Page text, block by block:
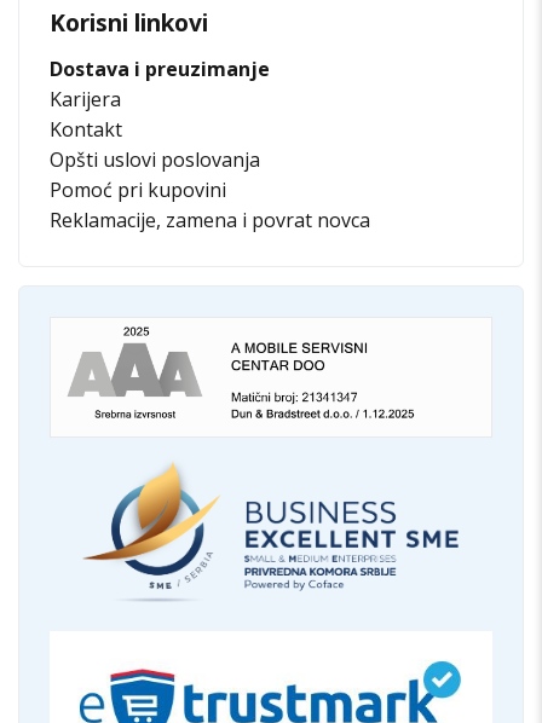
Korisni linkovi
Dostava i preuzimanje
Karijera
Kontakt
Opšti uslovi poslovanja
Pomoć pri kupovini
Reklamacije, zamena i povrat novca